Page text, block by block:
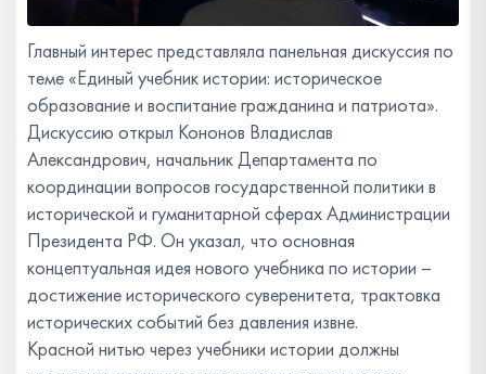
Главный интерес представляла панельная дискуссия по
теме «Единый учебник истории: историческое
образование и воспитание гражданина и патриота».
Дискуссию открыл Кононов Владислав
Александрович, начальник Департамента по
координации вопросов государственной политики в
исторической и гуманитарной сферах Администрации
Президента РФ. Он указал, что основная
концептуальная идея нового учебника по истории –
достижение исторического суверенитета, трактовка
исторических событий без давления извне.
Красной нитью через учебники истории должны